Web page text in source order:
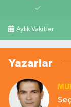
Aylık Vakitler
Yazarlar